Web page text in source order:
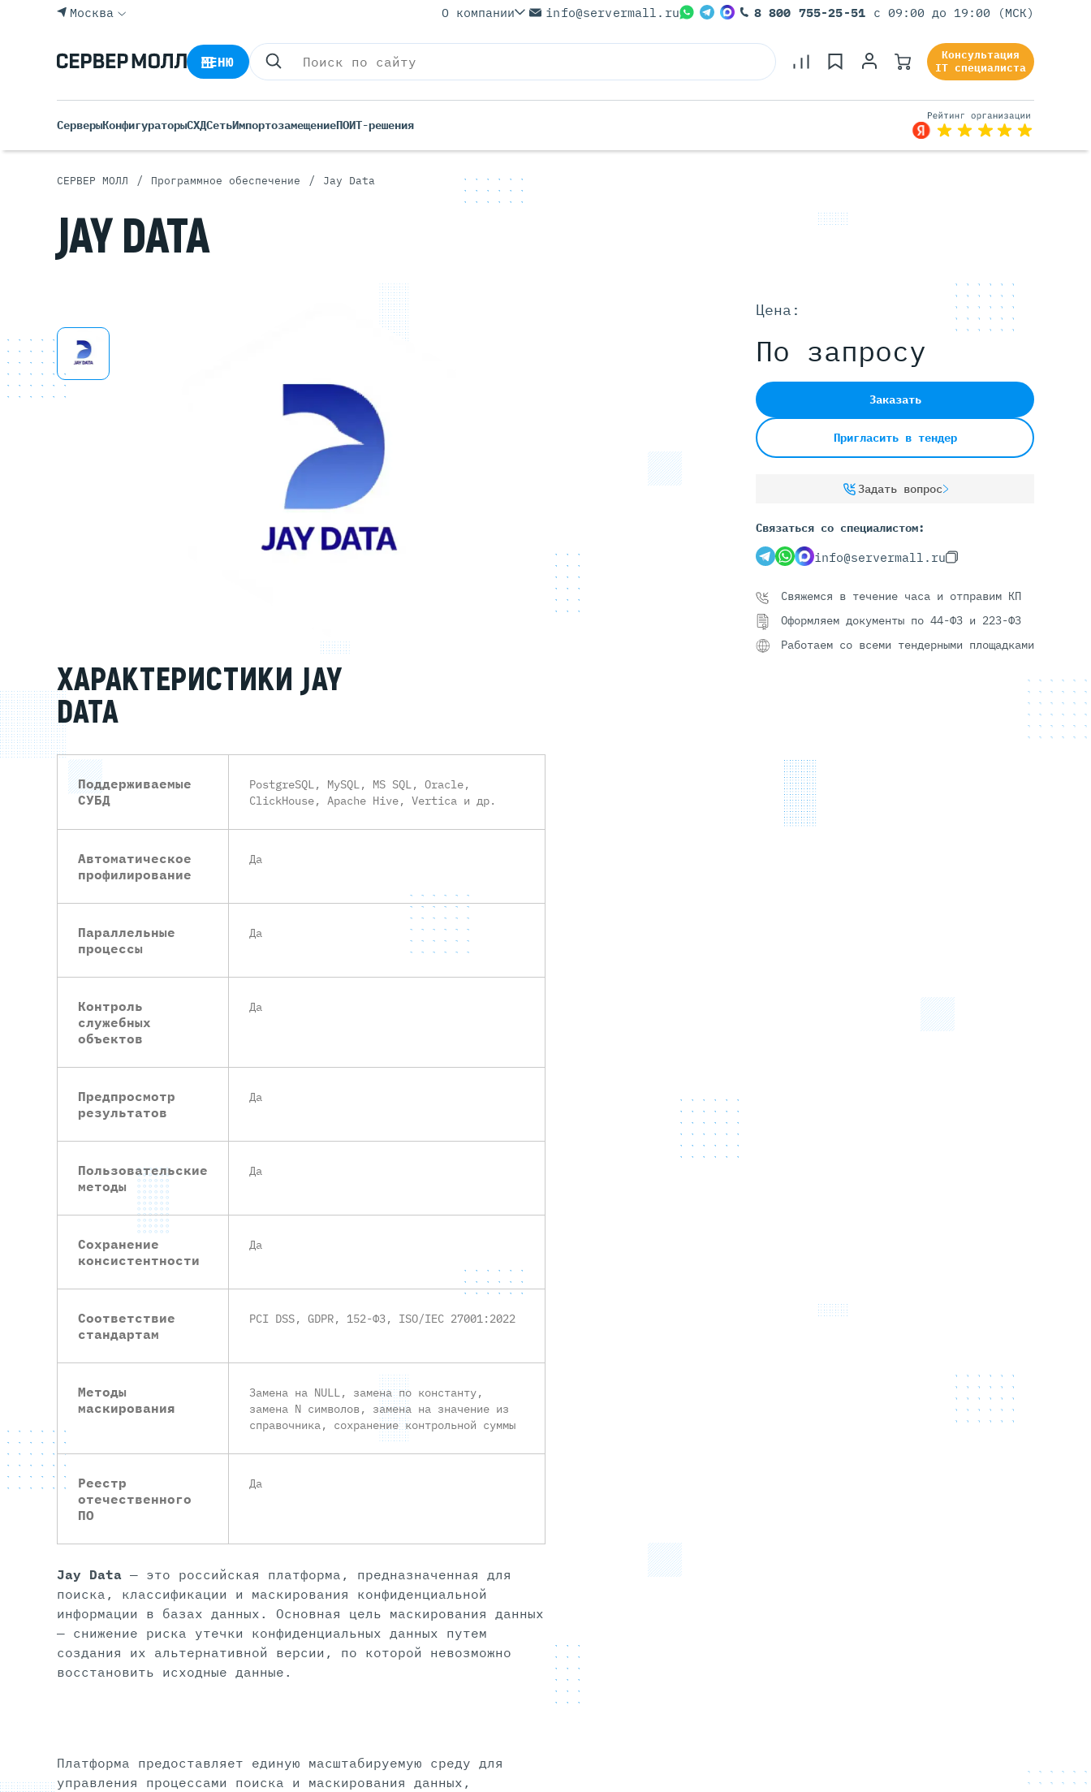
Б/У Серверы (Refurbished)
Blade Серверы
Серверы Для 1С
Серверы Для Видеонаблюдения
Серверы Для ИИ
Серверы DELL
DELL G17
DELL G16
DELL G15
DELL G14
HPE Gen10 Plus
Серверы С GPU
С GPU Huawei Ascend
С 4 GPU
С 8 GPU
Москва О компании info@servermall.ru 8 800 755-25-51 с 09:00 до 19:00 (МСК)
МЕНЮ
Консультация
IT специалиста
СерверыКонфигураторыСХДСетьИмпортозамещениеПОИТ-решения
СЕРВЕР МОЛЛ / Программное обеспечение / Jay Data
JAY DATA
ХАРАКТЕРИСТИКИ JAY
DATA
Поддерживаемые
СУБД
PostgreSQL, MySQL, MS SQL, Oracle,
ClickHouse, Apache Hive, Vertica и др.
Автоматическое
профилирование
Да
Параллельные
процессы
Да
Контроль
служебных
объектов
Да
Предпросмотр
результатов
Да
Пользовательские
методы
Да
Сохранение
консистентности
Да
Соответствие
стандартам
PCI DSS, GDPR, 152-ФЗ, ISO/IEC 27001:2022
Методы
маскирования
Замена на NULL, замена по константу,
замена N символов, замена на значение из
справочника, сохранение контрольной суммы
Реестр
отечественного
ПО
Да
Jay Data — это российская платформа, предназначенная для
поиска, классификации и маскирования конфиденциальной
информации в базах данных. Основная цель маскирования данных
— снижение риска утечки конфиденциальных данных путем
создания их альтернативной версии, по которой невозможно
восстановить исходные данные.
Платформа предоставляет единую масштабируемую среду для
управления процессами поиска и маскирования данных,
Цена:
По запросу
Заказать
Пригласить в тендер
Задать вопрос
Связаться со специалистом:
info@servermall.ru
Свяжемся в течение часа и отправим КП
Оформляем документы по 44-ФЗ и 223-ФЗ
Работаем со всеми тендерными площадками